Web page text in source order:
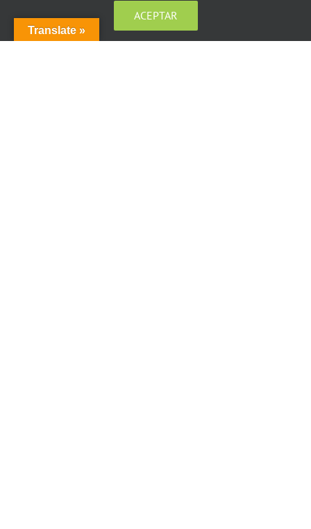
Política de cookies
Translate »
ACEPTAR